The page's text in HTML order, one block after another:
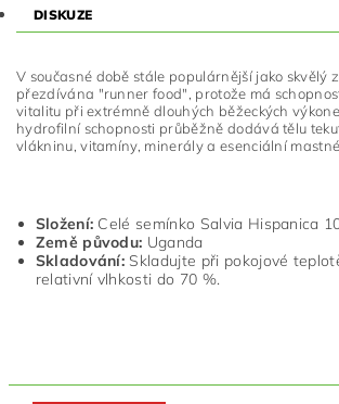
DISKUZE
V současné době stále populárnější jako skvělý
přezdívána "runner food", protože má
vitalitu při extrémně dlouhých běžeckých
hydrofilní schopnosti průběžně dodává tělu
vlákninu, vitamíny, minerály a esenciální
Složení: Celé semínko Salvia Hispanica
Země původu: Uganda
Skladování: Skladujte při pokojové
relativní vlhkosti do 70 %.